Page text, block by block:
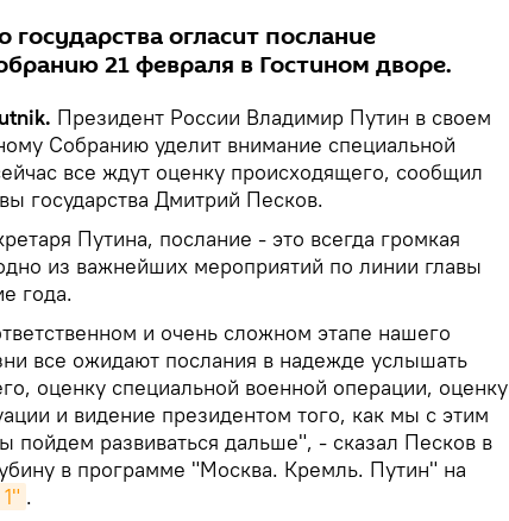
государства огласит послание
21 февраля в Гостином дворе.
Президент России Владимир Путин в своем
Собранию уделит внимание специальной
все ждут оценку происходящего, сообщил
государства Дмитрий Песков.
Путина, послание - это всегда громкая
из важнейших мероприятий по линии главы
года.
и очень сложном этапе нашего
все ожидают послания в надежде услышать
оценку специальной военной операции, оценку
и видение президентом того, как мы с этим
пойдем развиваться дальше", - сказал Песков в
в программе "Москва. Кремль. Путин" на
.